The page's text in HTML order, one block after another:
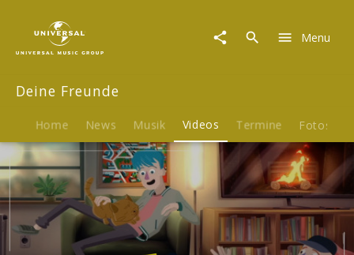
Video
Erzähl
Version)
Menu
Deine Freunde
Home News Musik Videos Termine Fotos